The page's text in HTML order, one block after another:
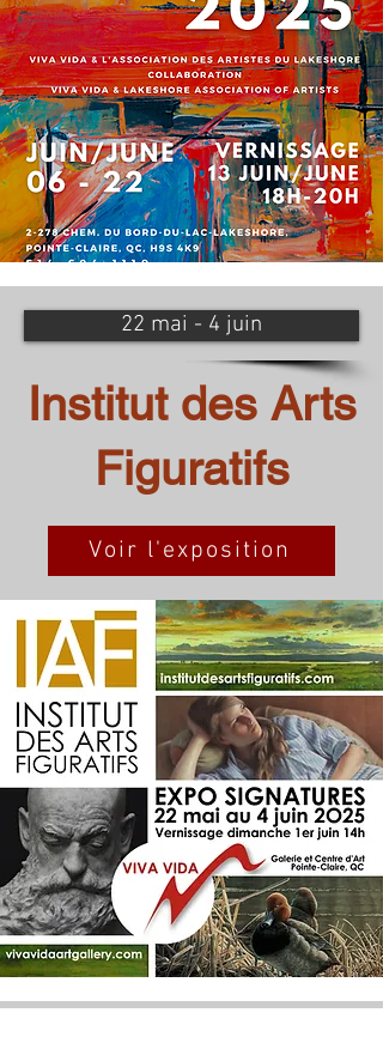
22 mai - 4 juin
Institut des Arts
Figuratifs
Voir l'exposition